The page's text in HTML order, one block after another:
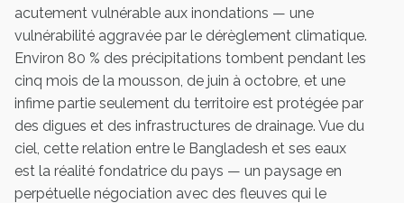
acutement vulnérable aux inondations — une
vulnérabilité aggravée par le dérèglement climatique.
Environ 80 % des précipitations tombent pendant les
cinq mois de la mousson, de juin à octobre, et une
infime partie seulement du territoire est protégée par
des digues et des infrastructures de drainage. Vue du
ciel, cette relation entre le Bangladesh et ses eaux
est la réalité fondatrice du pays — un paysage en
perpétuelle négociation avec des fleuves qui le